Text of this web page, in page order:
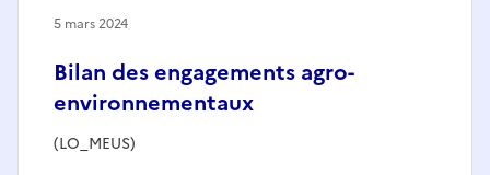
Bilan des engagements agro-
environnementaux
(LO_MEUS)
5 mars 2024